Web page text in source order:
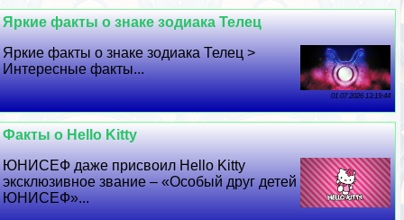
Яркие факты о знаке зодиака Телец
Яркие факты о знаке зодиака Телец >
Интересные факты...
01 07 2026 13:19:44
Факты о Hello Kitty
ЮНИСЕФ даже присвоил Hello Kitty
эксклюзивное звание – «Особый друг детей
ЮНИСЕФ»...